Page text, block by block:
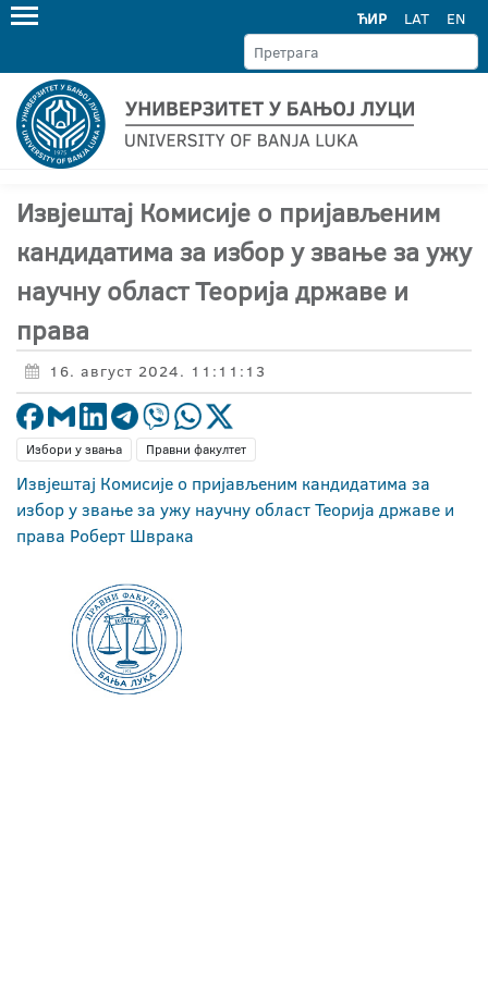
ЋИР LAT EN
Извјештај Комисије о пријављеним
кандидатима за избор у звање за ужу
научну област Теорија државе и
права
16. август 2024. 11:11:13
Избори у звања Правни факултет
Извјештај Комисије о пријављеним кандидатима за
избор у звање за ужу научну област Теорија државе и
права Роберт Шврака